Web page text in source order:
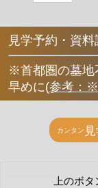
見学予約・資料
※首都圏の墓地
早めに(参考：
上のボ